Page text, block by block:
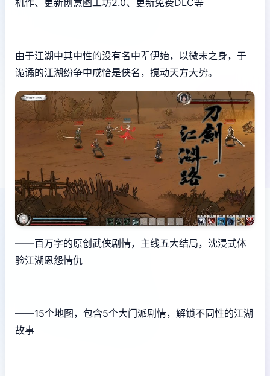
由于江湖中其中性的没有名中辈伊始，以微末之身，于
诡谲的江湖纷争中成恰是侠名，搅动天方大势。
——百万字的原创武侠剧情，主线五大结局，沈浸式体
验江湖恩怨情仇
——15个地图，包含5个大门派剧情，解锁不同性的江湖
故事